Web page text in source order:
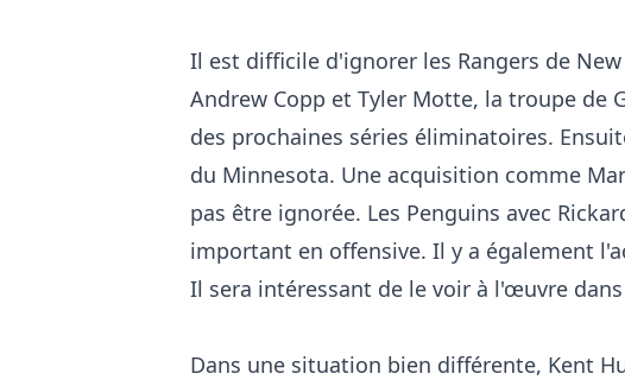
Il est difficile d'ignorer les Rangers de
Andrew Copp et Tyler Motte, la troupe de
des prochaines séries éliminatoires.
du Minnesota. Une acquisition comme
pas être ignorée. Les Penguins avec
important en offensive. Il y a également
Il sera intéressant de le voir à l'œuvre
Dans une situation bien différente, Kent